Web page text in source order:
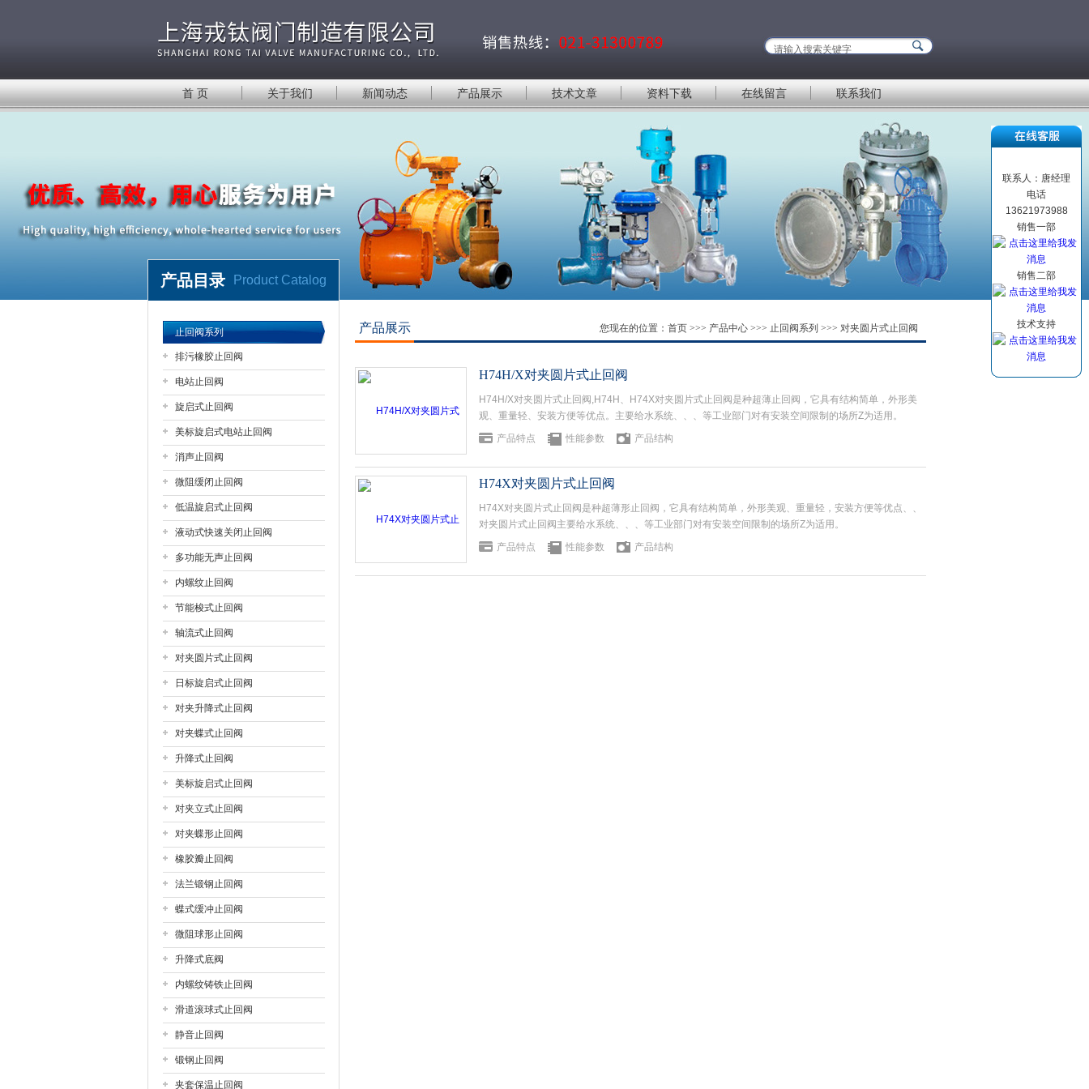
上海戎钛阀门制造有限公司
首 页 关于我们 新闻动态 产品展示 技术文章 资料下载 在线留言 联系我们
产品目录 Product Catalog
止回阀系列
排污橡胶止回阀
电站止回阀
旋启式止回阀
美标旋启式电站止回阀
消声止回阀
微阻缓闭止回阀
低温旋启式止回阀
液动式快速关闭止回阀
多功能无声止回阀
内螺纹止回阀
节能梭式止回阀
轴流式止回阀
对夹圆片式止回阀
日标旋启式止回阀
对夹升降式止回阀
对夹蝶式止回阀
升降式止回阀
美标旋启式止回阀
对夹立式止回阀
对夹蝶形止回阀
橡胶瓣止回阀
法兰锻钢止回阀
蝶式缓冲止回阀
微阻球形止回阀
升降式底阀
内螺纹铸铁止回阀
滑道滚球式止回阀
静音止回阀
锻钢止回阀
夹套保温止回阀
产品展示 您现在的位置： 首页 >>> 产品中心 >>> 止回阀系列 >>> 对夹圆片式止回阀
H74H/X对夹圆片式止回阀
H74H/X对夹圆片式止回阀,H74H、H74X对夹圆片式止回阀是种超薄止回阀，它具有结构简单，外形美
观、重量轻、安装方便等优点。主要给水系统、、、等工业部门对有安装空间限制的场所Z为适用。
产品特点
性能参数 产品结构
H74X对夹圆片式止回阀
H74X对夹圆片式止回阀是种超薄形止回阀，它具有结构简单，外形美观、重量轻，安装方便等优点、、
对夹圆片式止回阀主要给水系统、、、等工业部门对有安装空间限制的场所Z为适用。
产品特点
性能参数 产品结构
联系人：唐经理
电话
13621973988
销售一部
销售二部
技术支持